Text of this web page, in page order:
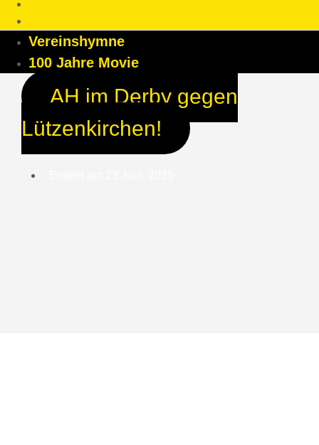
Vereinshymne
100 Jahre Movie
AH im Derby gegen
Lützenkirchen!